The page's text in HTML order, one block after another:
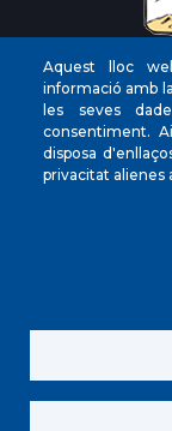
CIF ‎P0704300C
Direcciones
Teléfono (+34)
Fax (+34) 971
Contacta
Aquest lloc
informació amb
les seves
consentiment.
disposa
privacitat alienes